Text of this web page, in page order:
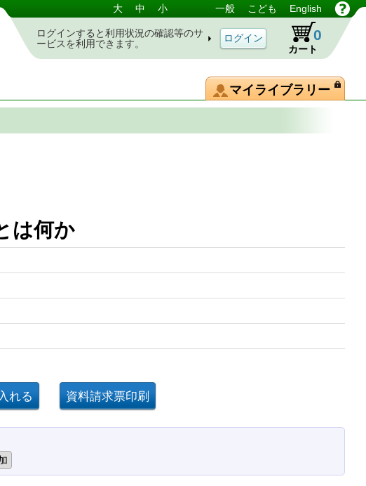
大 中 小 一般 こども English
ログインすると利用状況の確認等のサ
ービスを利用できます。
カート
0
マイライブラリー
は何か